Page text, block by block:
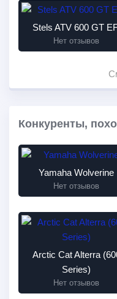
Stels ATV 600 GT
Нет отзывов
Конкуренты,
Yamaha Wolverine
Нет отзывов
Arctic Cat Alterra
Series)
Нет отзывов